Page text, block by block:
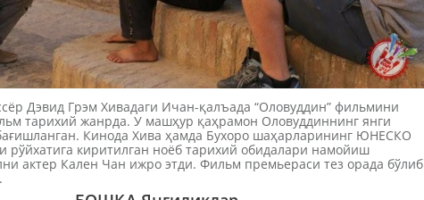
Дэвид Грэм Хивадаги Ичан-қалъада “Оловуддин” фильмини
тарихий жанрда. У машҳур қаҳрамон Оловуддиннинг янги
Кинода Хива ҳамда Бухоро шаҳарларининг ЮНЕСКО
рўйхатига киритилган ноёб тарихий обидалари намойиш
актер Кален Чан ижро этди. Фильм премьераси тез орада бўлиб